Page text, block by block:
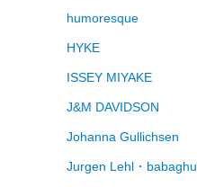
humoresque
HYKE
ISSEY MIYAKE
J&M DAVIDSON
Johanna Gullichsen
Jurgen Lehl・